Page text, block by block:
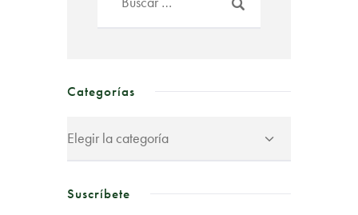
Categorías
Suscríbete